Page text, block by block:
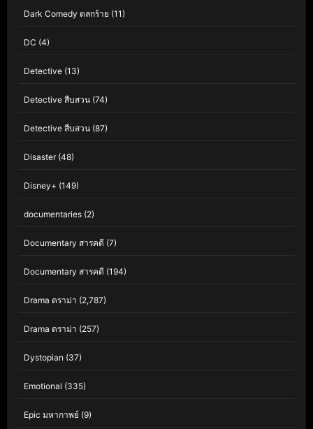
Dark Comedy ตลกร้าย (11)
DC (4)
Detective (13)
Detective สืบสวน (74)
Detective สืบสวน (87)
Disaster(48)
Disney+ (149)
documentaries (2)
Documentary สารคดี (7)
Documentary สารคดี (194)
Drama ดราม่า (2,787)
Drama ดราม่า (257)
Dystopian (37)
Emotional (335)
Epic มหากาพย์ (9)